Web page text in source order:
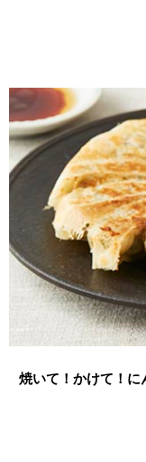
焼いて！かけて！